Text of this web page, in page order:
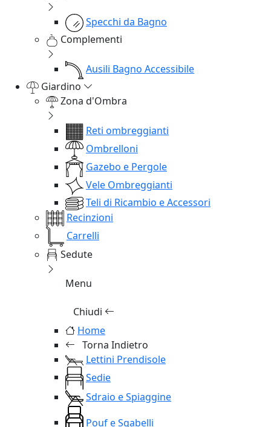
Specchi da Bagno
Complementi
Ausili Bagno Accessibile
Giardino
Zona d'Ombra
Reti ombreggianti
Ombrelloni
Gazebo e Pergole
Vele Ombreggianti
Teli di Ricambio e Accessori
Recinzioni
Carrelli
Sedute
Menu
Chiudi
Home
Torna Indietro
Lettini Prendisole
Sedie
Sdraio e Spiaggine
Pouf e Sgabelli